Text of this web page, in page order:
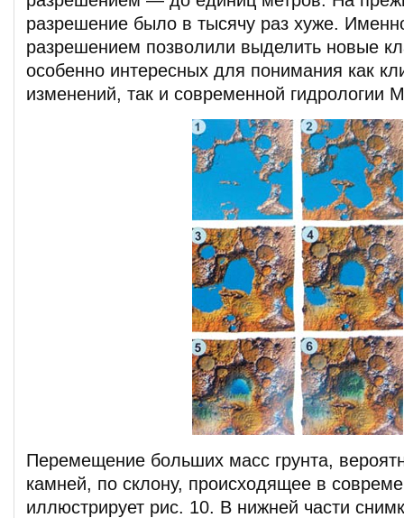
разрешение было в тысячу раз хуже.
разрешением позволили выделить новые
особенно интересных для понимания как
изменений, так и современной гидрологии
Перемещение больших масс грунта,
камней, по склону, происходящее в
иллюстрирует рис. 10. В нижней части